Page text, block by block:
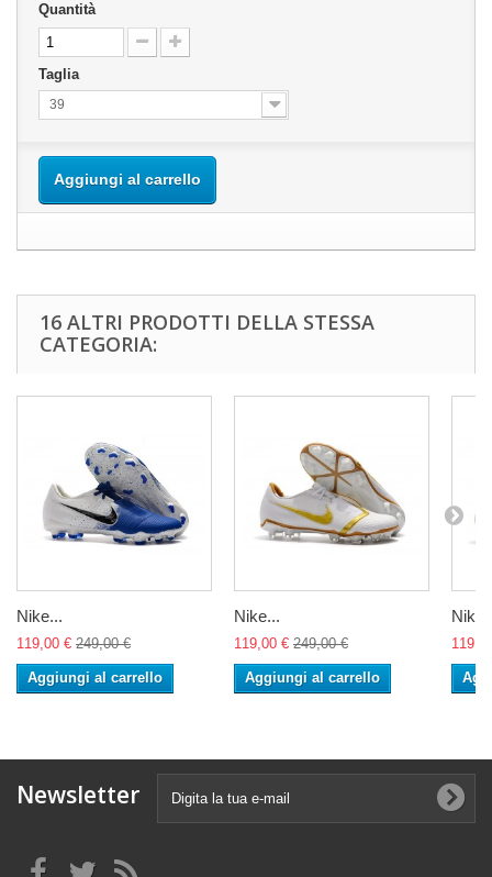
Quantità
Taglia
39
Aggiungi al carrello
16 ALTRI PRODOTTI DELLA STESSA
CATEGORIA:
Nike...
119,00 € 249,00 €
Aggiungi al carrello
Nike...
119,00 € 249,00 €
Aggiungi al carrello
Newsletter